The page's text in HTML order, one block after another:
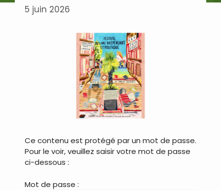
5 juin 2026
Ce contenu est protégé par un mot de passe.
Pour le voir, veuillez saisir votre mot de passe
ci-dessous :
Mot de passe :